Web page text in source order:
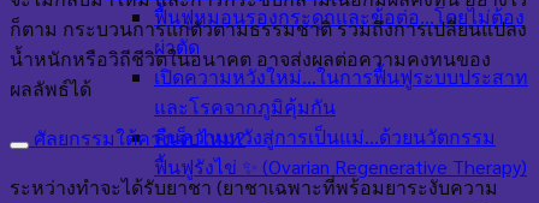
ฟื้นฟูหมอนรองกระดูกและข้อต่อ…โดยไม่ต้อง
ผ่าตัด
เปิดความหวังใหม่…ในการฟื้นฟูระบบประสาท
และโรคจากภูมิคุ้มกัน
คืนความหวังสู่การเป็นแม่…ด้วยนวัตกรรม
ฟื้นฟูรังไข่ ✨ (Ovarian Regenerative Therapy)
ก็ตาม กระบวนการแก่ตัวตามธรรมชาติ รวมถึงการเปลี่ยนแปลง
น้ำหนักหรือวิถีชีวิตในอนาคต อาจส่งผลต่อความคงทนของ
ผลลัพธ์ได้
ศัลยกรรมใต้คางเจ็บไหม?
ระหว่างทำจะได้รับยาชา (ยาชาเฉพาะที่พร้อมยาระงับความ